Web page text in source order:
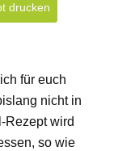
drucken
für euch
nicht in
Rezept wird
so wie